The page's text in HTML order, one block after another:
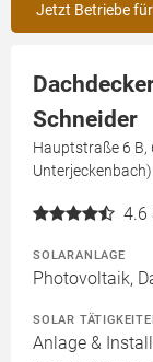
Jetzt Betriebe
Schneider
Hauptstraße 6
Unterjeckenbach)
4.6
SOLARANLAGE
Photovoltaik,
SOLAR
Anlage &